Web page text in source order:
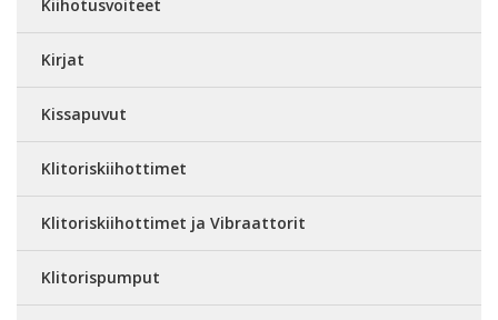
Kiihotusvoiteet
Kirjat
Kissapuvut
Klitoriskiihottimet
Klitoriskiihottimet ja Vibraattorit
Klitorispumput